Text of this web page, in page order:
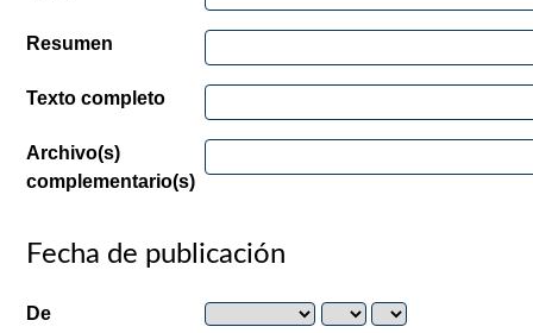
Resumen
Texto completo
Archivo(s)
complementario(s)
Fecha de publicación
De